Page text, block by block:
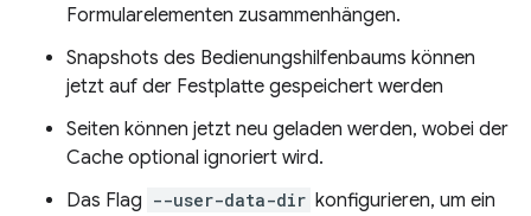
Formularelementen zusammenhängen.
Snapshots des Bedienungshilfenbaums können
jetzt auf der Festplatte gespeichert werden
Seiten können jetzt neu geladen werden, wobei der
Cache optional ignoriert wird.
Das Flag --user-data-dir konfigurieren, um ein